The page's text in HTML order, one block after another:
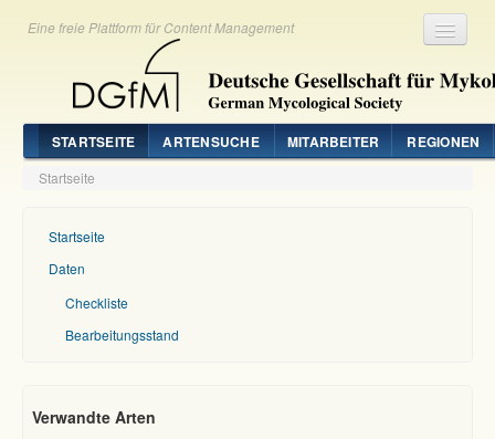
Eine freie Plattform für Content Management
STARTSEITE ARTENSUCHE MITARBEITER REGIONEN
Startseite
Startseite
Daten
Checkliste
Bearbeitungsstand
Verwandte Arten